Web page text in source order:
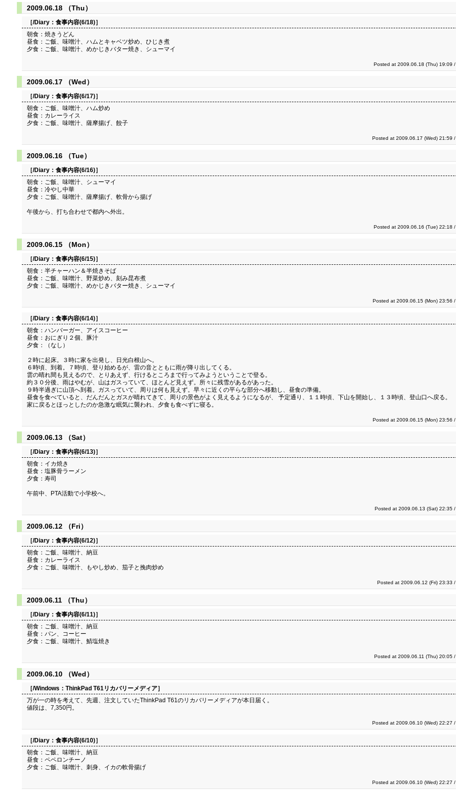
2009.06.18 （Thu）
［/Diary： 食事内容(6/18)］
朝食：焼きうどん
昼食：ご飯、味噌汁、ハムとキャベツ炒め、ひじき煮
夕食：ご飯、味噌汁、めかじきバター焼き、シューマイ
Posted at 2009.06.18 (Thu) 19:09 /
2009.06.17 （Wed）
［/Diary： 食事内容(6/17)］
朝食：ご飯、味噌汁、ハム炒め
昼食：カレーライス
夕食：ご飯、味噌汁、薩摩揚げ、餃子
Posted at 2009.06.17 (Wed) 21:59 /
2009.06.16 （Tue）
［/Diary： 食事内容(6/16)］
朝食：ご飯、味噌汁、シューマイ
昼食：冷やし中華
夕食：ご飯、味噌汁、薩摩揚げ、軟骨から揚げ
午後から、打ち合わせで都内へ外出。
Posted at 2009.06.16 (Tue) 22:18 /
2009.06.15 （Mon）
［/Diary： 食事内容(6/15)］
朝食：半チャーハン＆半焼きそば
昼食：ご飯、味噌汁、野菜炒め、刻み昆布煮
夕食：ご飯、味噌汁、めかじきバター焼き、シューマイ
Posted at 2009.06.15 (Mon) 23:56 /
［/Diary： 食事内容(6/14)］
朝食：ハンバーガー、アイスコーヒー
昼食：おにぎり２個、豚汁
夕食：（なし）
２時に起床。３時に家を出発し、日光白根山へ。
６時頃、到着。７時頃、登り始めるが、雷の音とともに雨が降り出してくる。
雲の晴れ間も見えるので、とりあえず、行けるところまで行ってみようということで登る。
約３０分後、雨はやむが、山はガスっていて、ほとんど見えず。所々に残雪があるがあった。
９時半過ぎに山頂へ到着。ガスっていて、周りは何も見えず。早々に近くの平らな部分へ移動し、昼食の準備。
昼食を食べていると、だんだんとガスが晴れてきて、周りの景色がよく見えるようになるが、 予定通り、１１時頃、下山を開始し、１３時頃、登山口へ戻る。
家に戻るとほっとしたのか急激な眠気に襲われ、夕食も食べずに寝る。
Posted at 2009.06.15 (Mon) 23:56 /
2009.06.13 （Sat）
［/Diary： 食事内容(6/13)］
朝食：イカ焼き
昼食：塩豚骨ラーメン
夕食：寿司
午前中、PTA活動で小学校へ。
Posted at 2009.06.13 (Sat) 22:35 /
2009.06.12 （Fri）
［/Diary： 食事内容(6/12)］
朝食：ご飯、味噌汁、納豆
昼食：カレーライス
夕食：ご飯、味噌汁、もやし炒め、茄子と挽肉炒め
Posted at 2009.06.12 (Fri) 23:33 /
2009.06.11 （Thu）
［/Diary： 食事内容(6/11)］
朝食：ご飯、味噌汁、納豆
昼食：パン、コーヒー
夕食：ご飯、味噌汁、鯖塩焼き
Posted at 2009.06.11 (Thu) 20:05 /
2009.06.10 （Wed）
［/Windows： ThinkPad T61リカバリーメディア］
万が一の時を考えて、先週、注文していたThinkPad T61のリカバリーメディアが本日届く。
値段は、7,350円。
Posted at 2009.06.10 (Wed) 22:27 /
［/Diary： 食事内容(6/10)］
朝食：ご飯、味噌汁、納豆
昼食：ペペロンチーノ
夕食：ご飯、味噌汁、刺身、イカの軟骨揚げ
Posted at 2009.06.10 (Wed) 22:27 /